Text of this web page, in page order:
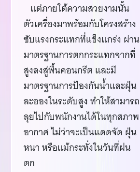
แต่ภายใต้ความสวยงามนั้น
ตัวเครื่องมาพร้อมกับโครงสร้าง
ซับแรงกระแทกที่แข็งแกร่ง ผ่าน
มาตรฐานการตกกระแทกจากที่
สูงลงสู่พื้นคอนกรีต และมี
มาตรฐานการป้องกันน้ำและฝุ่น
ละอองในระดับสูง ทำให้สามารถ
ลุยไปกับพนักงานได้ในทุกสภาพ
อากาศ ไม่ว่าจะเป็นแดดจัด ฝุ่น
หนา หรือแม้กระทั่งในวันที่ฝน
ตก